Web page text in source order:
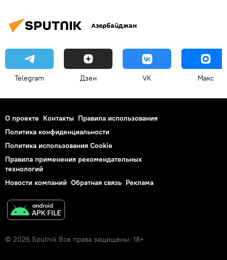
Азербайджан
Telegram Дзен VK Макс
О проекте Контакты Правила использования
Политика конфиденциальности
Политика использования Cookie
Правила применения рекомендательных
технологий
Новости компаний Обратная связь Реклама
© 2026 Sputnik Все права защищены. 18+